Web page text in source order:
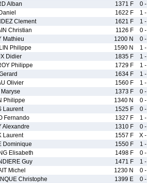
Alban 1371 F 0
1622 F 1
Clement 1621 F 1
Christian 1126 F 0
Mathieu 1200 N 0
Philippe 1590 N 1
Didier 1835 F 1
Philippe 1729 F 1
1634 F 1
Olivier 1560 F 1
1373 F 0
Philippe 1340 N 0
Laurent 1525 F 0
Fernando 1327 F 1
Alexandre 1310 F 0
Laurent 1557 F X
Dominique 1550 F 1
Elisabeth 1498 F 0
Guy 1471 F 1
Michel 1230 N 0
Christophe 1399 E 0